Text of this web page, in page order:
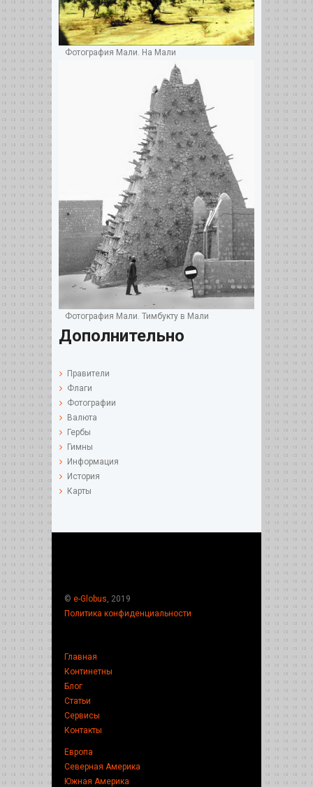
Фотография Мали. На Мали
Фотография Мали. Тимбукту в Мали
Дополнительно
Правители
Флаги
Фотографии
Валюта
Гербы
Гимны
Информация
История
Карты
© e-Globus, 2019
Политика конфиденциальности
Главная
Континетны
Блог
Статьи
Сервисы
Контакты
Европа
Северная Америка
Южная Америка